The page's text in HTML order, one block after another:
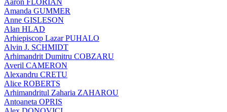
Amanda GUMMER
Anne GISLESON
Alan HLAD
Arhiepiscop Lazar PUHALO
Alvin J. SCHMIDT
Arhimandrit Dumitru COBZARU
Averil CAMERON
Alexandru CRETU
Alice ROBERTS
Arhimandritul Zaharia ZAHAROU
Antoaneta OPRIS